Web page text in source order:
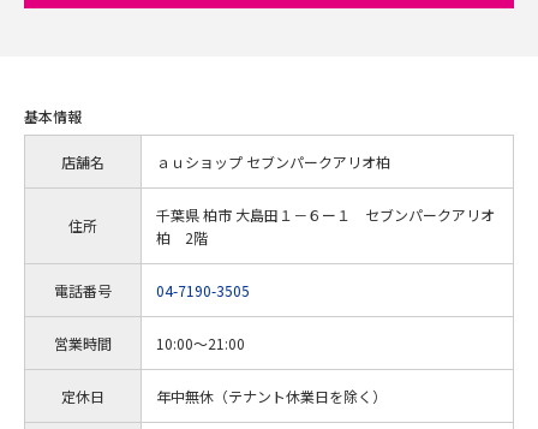
基本情報
店舗名 ａｕショップ セブンパークアリオ柏
住所
千葉県 柏市 大島田１－６ー１ セブンパークアリオ
柏 2階
電話番号 04-7190-3505
営業時間 10:00～21:00
定休日 年中無休（テナント休業日を除く）